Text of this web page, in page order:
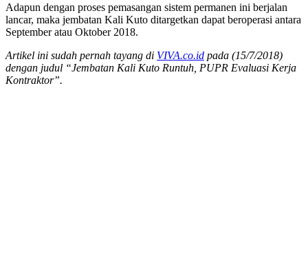
Adapun dengan proses pemasangan sistem permanen ini berjalan
lancar, maka jembatan Kali Kuto ditargetkan dapat beroperasi antara
September atau Oktober 2018.
Artikel ini sudah pernah tayang di VIVA.co.id pada (15/7/2018)
dengan judul “Jembatan Kali Kuto Runtuh, PUPR Evaluasi Kerja
Kontraktor”.